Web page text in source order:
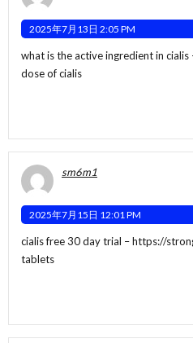
2025年7月13日 2:05 PM
what is the active ingredient in cialis
dose of cialis
sm6m1
2025年7月15日 12:01 PM
cialis free 30 day trial –https://
tablets